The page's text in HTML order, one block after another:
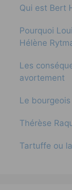
Qui est Bert
Pourquoi
Hélène
Les
avortement
Le
Thérèse
Tartuffe ou